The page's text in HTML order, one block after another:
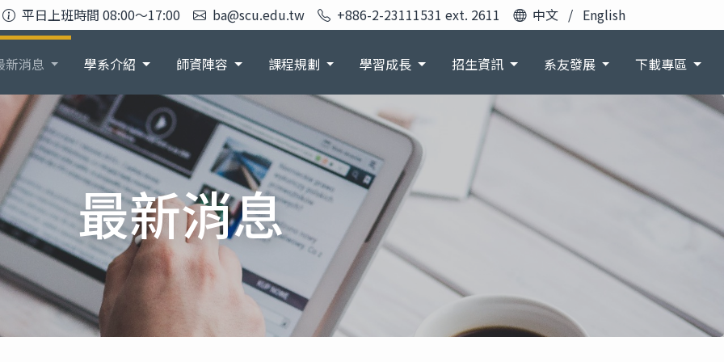
平日上班時間 08:00～17:00 ba@scu.edu.tw +886-2-23111531 ext. 2611 中文 / English
新消息 學系介紹 師資陣容 課程規劃 學習成長 招生資訊 系友發展 下載專區
最新消息